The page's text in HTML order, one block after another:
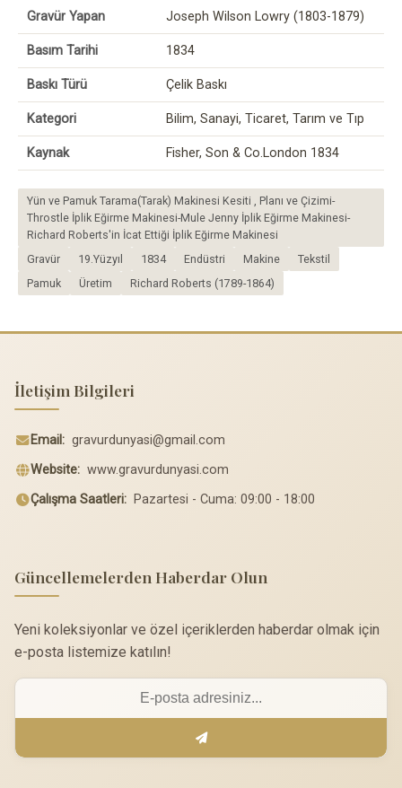
Gravür Yapan Joseph Wilson Lowry (1803-1879)
Basım Tarihi 1834
Baskı Türü Çelik Baskı
Kategori Bilim, Sanayi, Ticaret, Tarım ve Tıp
Kaynak Fisher, Son & Co.London 1834
Yün ve Pamuk Tarama(Tarak) Makinesi Kesiti , Planı ve Çizimi-
Throstle İplik Eğirme Makinesi-Mule Jenny İplik Eğirme Makinesi-
Richard Roberts'in İcat Ettiği İplik Eğirme Makinesi
Gravür
19.Yüzyıl 1834 Endüstri Makine
Tekstil
Pamuk
Üretim Richard Roberts (1789-1864)
İletişim Bilgileri
Email: gravurdunyasi@gmail.com
Website: www.gravurdunyasi.com
Çalışma Saatleri: Pazartesi - Cuma: 09:00 - 18:00
Güncellemelerden Haberdar Olun
Yeni koleksiyonlar ve özel içeriklerden haberdar olmak için
e-posta listemize katılın!